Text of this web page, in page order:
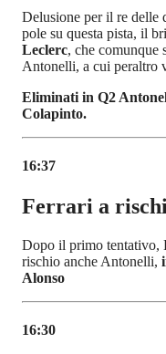
Delusione per il re delle
pole su questa pista, il
Leclerc, che comunque
Antonelli, a cui peraltro
Eliminati in Q2
Colapinto.
16:37
Ferrari a
Dopo il primo tentativo,
rischio anche Antonelli,
Alonso
16:30